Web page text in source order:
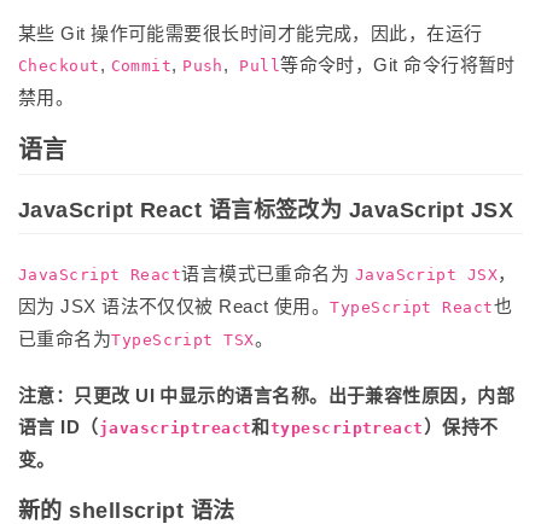
某些 Git 操作可能需要很长时间才能完成，因此，在运行
Checkout , Commit, Push , Pull等命令时，Git 命令行将暂时
禁用。
语言
JavaScript React 语言标签改为 JavaScript JSX
JavaScript React语言模式已重命名为 JavaScript JSX，
因为 JSX 语法不仅仅被 React 使用。TypeScript React也
已重命名为TypeScript TSX。
注意：只更改 UI 中显示的语言名称。出于兼容性原因，内部
语言 ID（ javascriptreact和typescriptreact ）保持不
变。
新的 shellscript 语法